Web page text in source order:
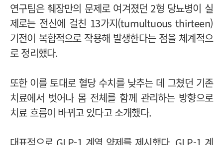
연구팀은 췌장만의 문제로 여겨졌던 2형 당뇨병이 실
제로는 전신에 걸친 13가지(tumultuous thirteen)
기전이 복합적으로 작용해 발생한다는 점을 체계적으
로 정리했다.
또한 이를 토대로 혈당 수치를 낮추는 데 그쳤던 기존
치료에서 벗어나 몸 전체를 함께 관리하는 방향으로
치료 흐름이 바뀌고 있다고 소개했다.